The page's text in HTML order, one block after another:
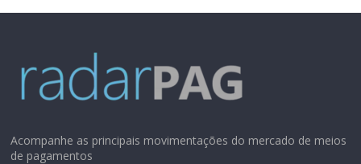
Acompanhe as principais movimentações do mercado de meios
de pagamentos